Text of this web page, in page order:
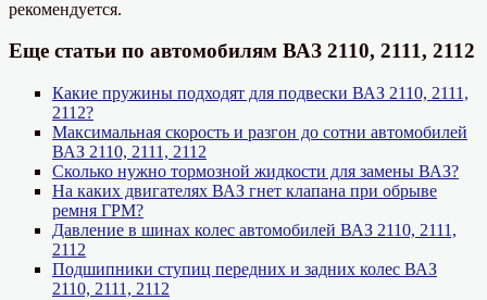
рекомендуется.
Еще статьи по автомобилям ВАЗ 2110, 2111, 2112
Какие пружины подходят для подвески ВАЗ 2110, 2111,
2112?
Максимальная скорость и разгон до сотни автомобилей
ВАЗ 2110, 2111, 2112
Сколько нужно тормозной жидкости для замены ВАЗ?
На каких двигателях ВАЗ гнет клапана при обрыве
ремня ГРМ?
Давление в шинах колес автомобилей ВАЗ 2110, 2111,
2112
Подшипники ступиц передних и задних колес ВАЗ
2110, 2111, 2112